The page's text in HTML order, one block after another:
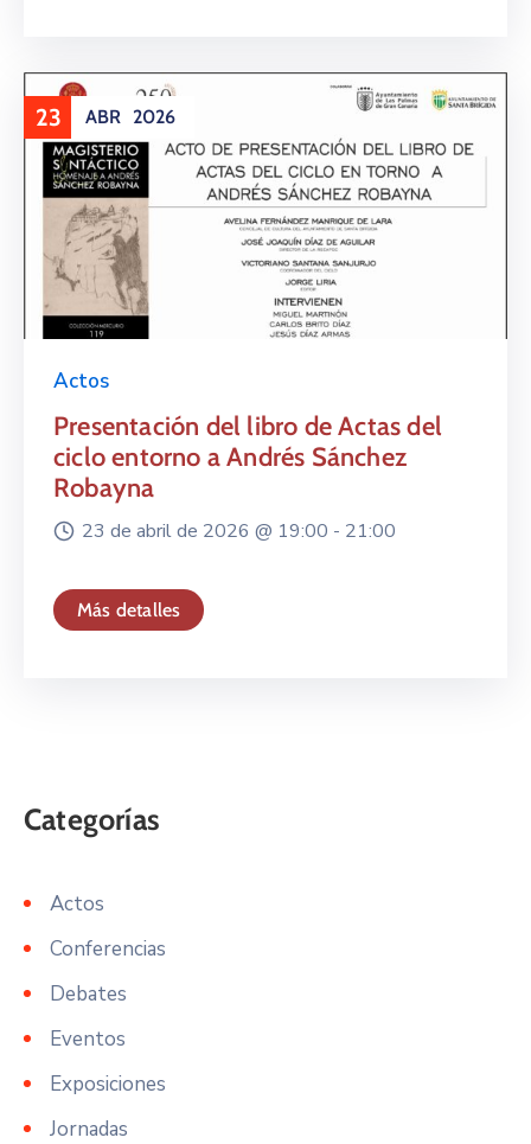
23 ABR 2026
Actos
Presentación del libro de Actas del
ciclo entorno a Andrés Sánchez
Robayna
23 de abril de 2026 @ 19:00 - 21:00
Más detalles
Actos
Conferencias
Debates
Eventos
Exposiciones
Jornadas